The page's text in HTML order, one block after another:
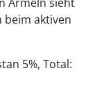
beim aktiven
5%, Total: